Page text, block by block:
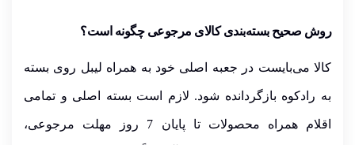
روش صحیح بسته‌بندی کالای مرجوعی چگونه است؟
کالا می‌بایست در جعبه اصلی خود به همراه لیبل روی بسته
به رادکوه بازگردانده شود. لازم است بسته اصلی و تمامی
اقلام همراه محصولات تا پایان 7 روز مهلت مرجوعی،